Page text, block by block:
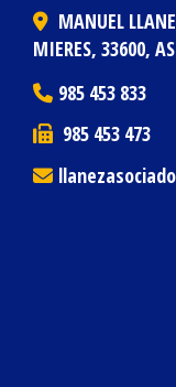
MANUEL
MIERES, 33600,
985 453 833
985 453 473